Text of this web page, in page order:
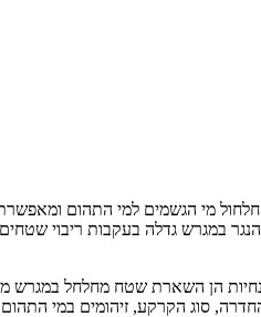
מי הגשמים למי התהום ומאפשרת
במגרש גדלה בעקבות ריבוי